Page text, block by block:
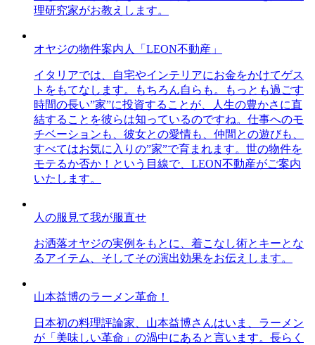
理研究家がお教えします。
オヤジの物件案内人「LEON不動産」
イタリアでは、自宅やインテリアにお金をかけてゲス
トをもてなします。もちろん自らも。もっとも過ごす
時間の長い”家”に投資することが、人生の豊かさに直
結することを彼らは知っているのですね。仕事へのモ
チベーションも、彼女との愛情も、仲間との遊びも、
すべてはお気に入りの”家”で育まれます。世の物件を
モテるか否か！という目線で、LEON不動産がご案内
いたします。
人の服見て我が服直せ
お洒落オヤジの実例をもとに、着こなし術とキーとな
るアイテム、そしてその演出効果をお伝えします。
山本益博のラーメン革命！
日本初の料理評論家、山本益博さんはいま、ラーメン
が「美味しい革命」の渦中にあると言います。長らく